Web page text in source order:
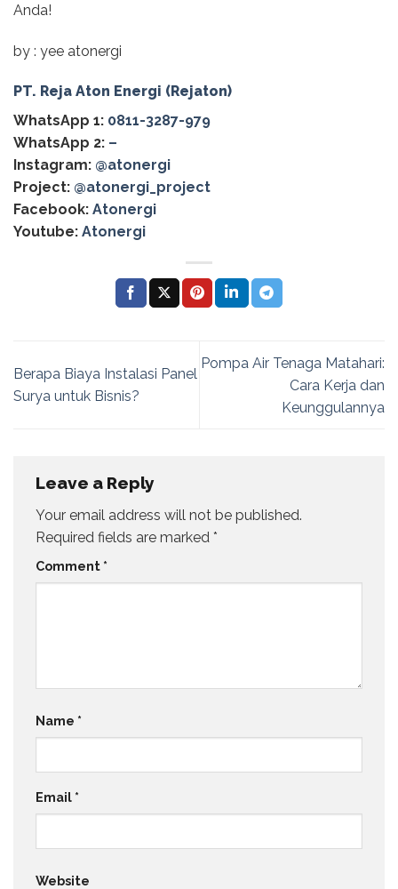
Anda!
by : yee atonergi
PT. Reja Aton Energi (Rejaton)
WhatsApp 1: 0811-3287-979
WhatsApp 2: –
Instagram: @atonergi
Project: @atonergi_project
Facebook: Atonergi
Youtube: Atonergi
Berapa Biaya Instalasi Panel
Surya untuk Bisnis?
Pompa Air Tenaga Matahari:
Cara Kerja dan
Keunggulannya
Leave a Reply
Your email address will not be published.
Required fields are marked *
Comment *
Name *
Email *
Website